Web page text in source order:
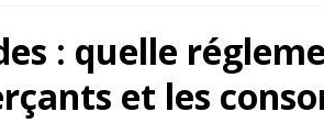
: quelle
et les